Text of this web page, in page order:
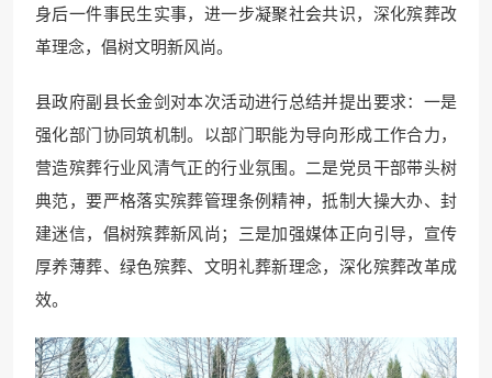
身后一件事民生实事，进一步凝聚社会共识，深化殡葬改
革理念，倡树文明新风尚。
县政府副县长金剑对本次活动进行总结并提出要求：一是
强化部门协同筑机制。以部门职能为导向形成工作合力，
营造殡葬行业风清气正的行业氛围。二是党员干部带头树
典范，要严格落实殡葬管理条例精神，抵制大操大办、封
建迷信，倡树殡葬新风尚；三是加强媒体正向引导，宣传
厚养薄葬、绿色殡葬、文明礼葬新理念，深化殡葬改革成
效。